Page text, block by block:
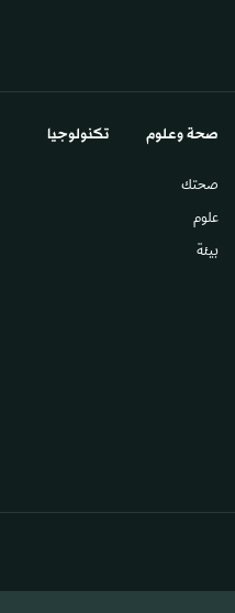
صحة وعلوم
صحتك
علوم
بيئة
تكنولوجيا